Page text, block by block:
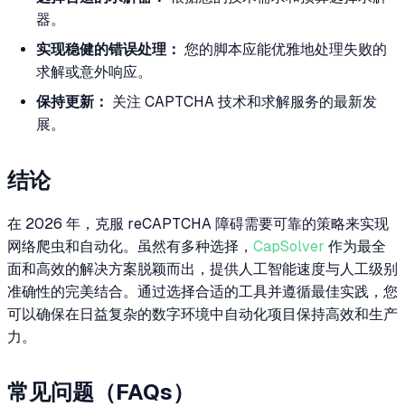
器。
实现稳健的错误处理： 您的脚本应能优雅地处理失败的
求解或意外响应。
保持更新： 关注 CAPTCHA 技术和求解服务的最新发
展。
结论
在 2026 年，克服 reCAPTCHA 障碍需要可靠的策略来实现
网络爬虫和自动化。虽然有多种选择， CapSolver 作为最全
面和高效的解决方案脱颖而出，提供人工智能速度与人工级别
准确性的完美结合。通过选择合适的工具并遵循最佳实践，您
可以确保在日益复杂的数字环境中自动化项目保持高效和生产
力。
常见问题（FAQs）